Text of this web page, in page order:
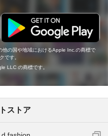
の国や地域におけるApple Inc.の商標で
です。
LLC の商標です。
ストア